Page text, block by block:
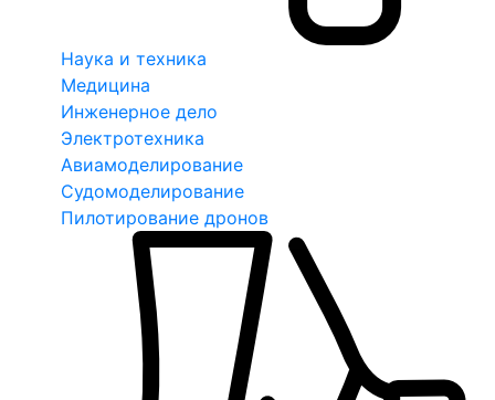
Наука и техника
Медицина
Инженерное дело
Электротехника
Авиамоделирование
Судомоделирование
Пилотирование дронов